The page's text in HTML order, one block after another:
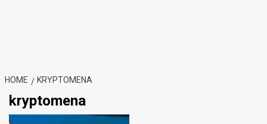
HOME KRYPTOMENA
kryptomena